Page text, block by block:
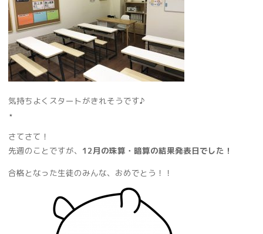
気持ちよくスタートがきれそうです♪
⋆
さてさて！
先週のことですが、 12月の珠算・暗算の結果発表日でした！
合格となった生徒のみんな、おめでとう！！